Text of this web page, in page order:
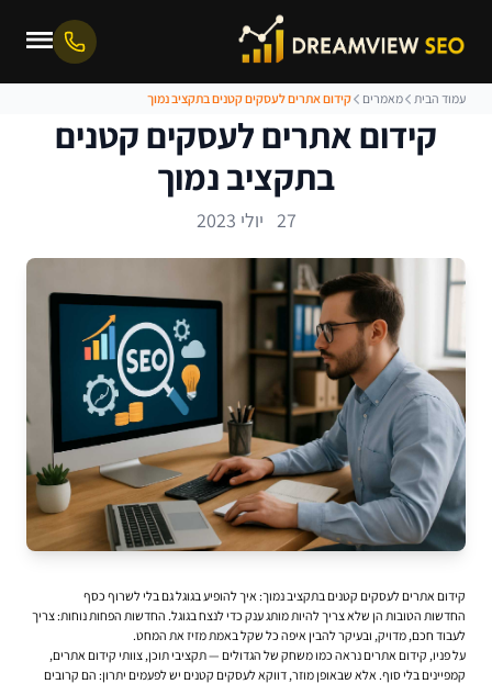
עמוד הבית מאמרים קידום אתרים לעסקים קטנים בתקציב נמוך
קידום אתרים לעסקים קטנים
בתקציב נמוך
27 יולי 2023
קידום אתרים לעסקים קטנים בתקציב נמוך: איך להופיע בגוגל גם בלי לשרוף כסף
החדשות הטובות הן שלא צריך להיות מותג ענק כדי לנצח בגוגל. החדשות הפחות נוחות: צריך
לעבוד חכם, מדויק, ובעיקר להבין איפה כל שקל באמת מזיז את המחט.
על פניו, קידום אתרים נראה כמו משחק של הגדולים — תקציבי תוכן, צוותי קידום אתרים,
קמפיינים בלי סוף. אלא שבאופן מוזר, דווקא לעסקים קטנים יש לפעמים יתרון: הם קרובים